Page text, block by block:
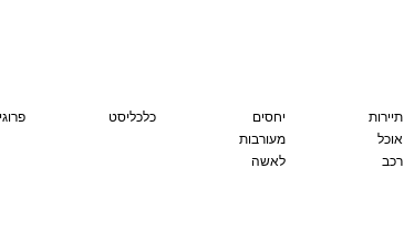
תיירות
אוכל
רכב
יחסים
מעורבות
לאשה
כלכליסט פרוגי